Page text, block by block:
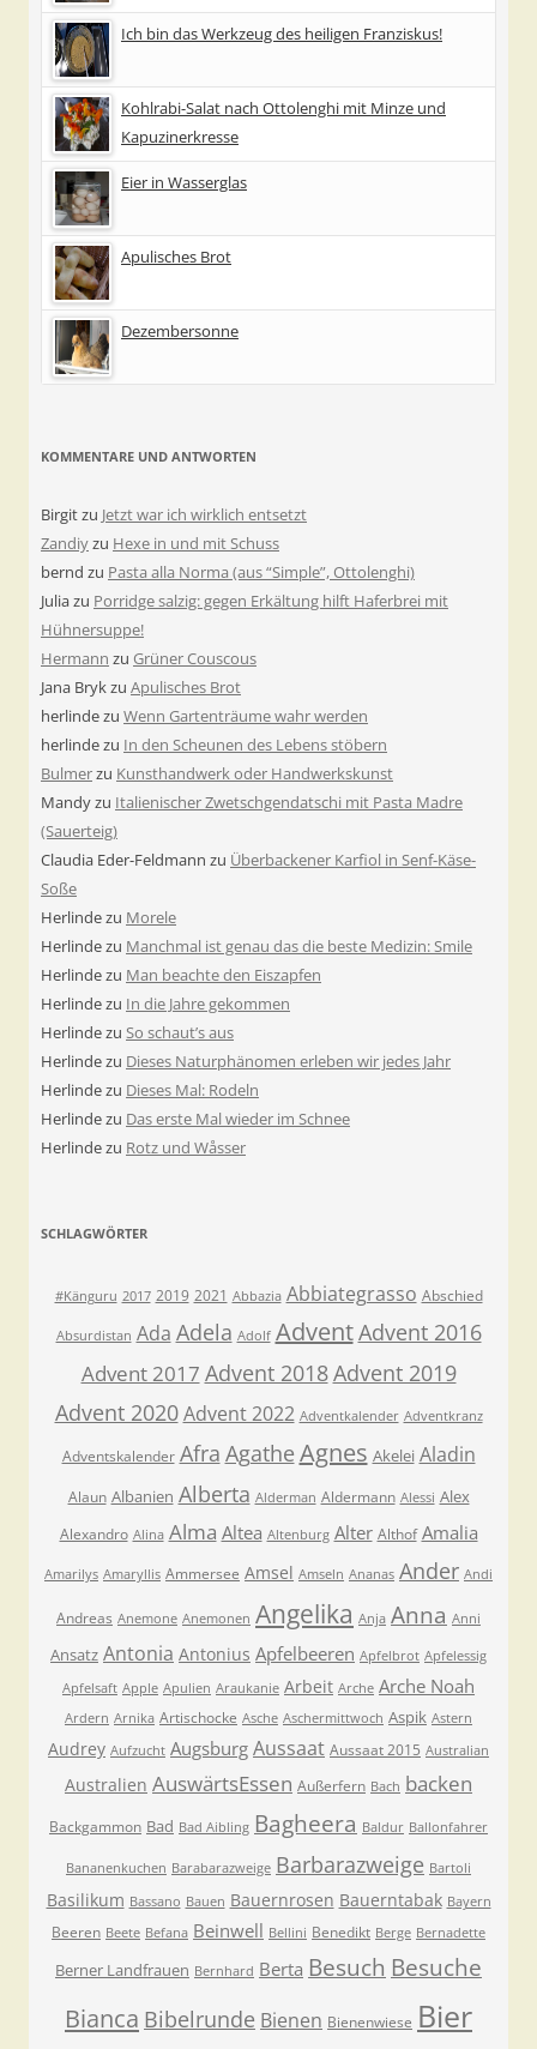
Ich bin das Werkzeug des heiligen Franziskus!
Kohlrabi-Salat nach Ottolenghi mit Minze und
Kapuzinerkresse
Eier in Wasserglas
Apulisches Brot
Dezembersonne
KOMMENTARE UND ANTWORTEN
Birgitzu Jetzt war ich wirklich entsetzt
Zandiyzu Hexe in und mit Schuss
bernd zu Pasta alla Norma (aus “Simple”, Ottolenghi)
Juliazu Porridge salzig: gegen Erkältung hilft Haferbrei mit
Hühnersuppe!
Hermann zu Grüner Couscous
Jana Brykzu Apulisches Brot
herlindezu Wenn Gartenträume wahr werden
herlindezu In den Scheunen des Lebens stöbern
Bulmerzu Kunsthandwerk oder Handwerkskunst
Mandyzu Italienischer Zwetschgendatschi mit Pasta Madre
(Sauerteig)
Claudia Eder-Feldmann zu Überbackener Karfiol in Senf-Käse-
Soße
Herlindezu Morele
Herlindezu Manchmal ist genau das die beste Medizin: Smile
Herlindezu Man beachte den Eiszapfen
Herlindezu In die Jahre gekommen
Herlindezu So schaut’s aus
Herlindezu Dieses Naturphänomen erleben wir jedes Jahr
Herlindezu Dieses Mal: Rodeln
Herlindezu Das erste Mal wieder im Schnee
Herlindezu Rotz und Wåsser
SCHLAGWÖRTER
#Känguru 2017 2019 2021 Abbazia Abbiategrasso Abschied
Absurdistan Ada Adela Adolf AdventAdvent 2016
Advent 2017 Advent 2018Advent 2019
Advent 2020 Advent 2022 Adventkalender Adventkranz
Adventskalender Afra Agathe Agnes Akelei Aladin
Alaun Albanien Alberta Alderman Aldermann Alessi Alex
Alexandro Alina Alma Altea Altenburg Alter Althof Amalia
Amarilys Amaryllis Ammersee Amsel Amseln Ananas Ander Andi
Andreas Anemone Anemonen Angelika Anja Anna Anni
Ansatz Antonia Antonius Apfelbeeren Apfelbrot Apfelessig
Apfelsaft Apple Apulien Araukanie Arbeit Arche Arche Noah
Ardern Arnika Artischocke Asche Aschermittwoch Aspik Astern
Audrey Aufzucht Augsburg Aussaat Aussaat 2015 Australian
Australien AuswärtsEssen Außerfern Bach backen
Backgammon Bad Bad Aibling Bagheera Baldur Ballonfahrer
Bananenkuchen Barabarazweige Barbarazweige Bartoli
Basilikum Bassano Bauen Bauernrosen Bauerntabak Bayern
Beeren Beete Befana Beinwell Bellini Benedikt Berge Bernadette
Berner Landfrauen Bernhard Berta Besuch Besuche
Bianca Bibelrunde Bienen Bienenwiese Bier